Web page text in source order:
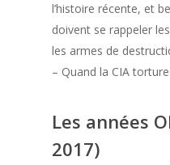
l’histoire récente, et
doivent se rappeler
les armes de
– Quand la CIA
Les années
2017)